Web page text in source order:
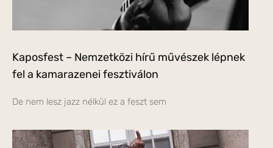
Kaposfest – Nemzetközi hírű művészek lépnek
fel a kamarazenei fesztiválon
De nem lesz jazz nélkül ez a feszt sem